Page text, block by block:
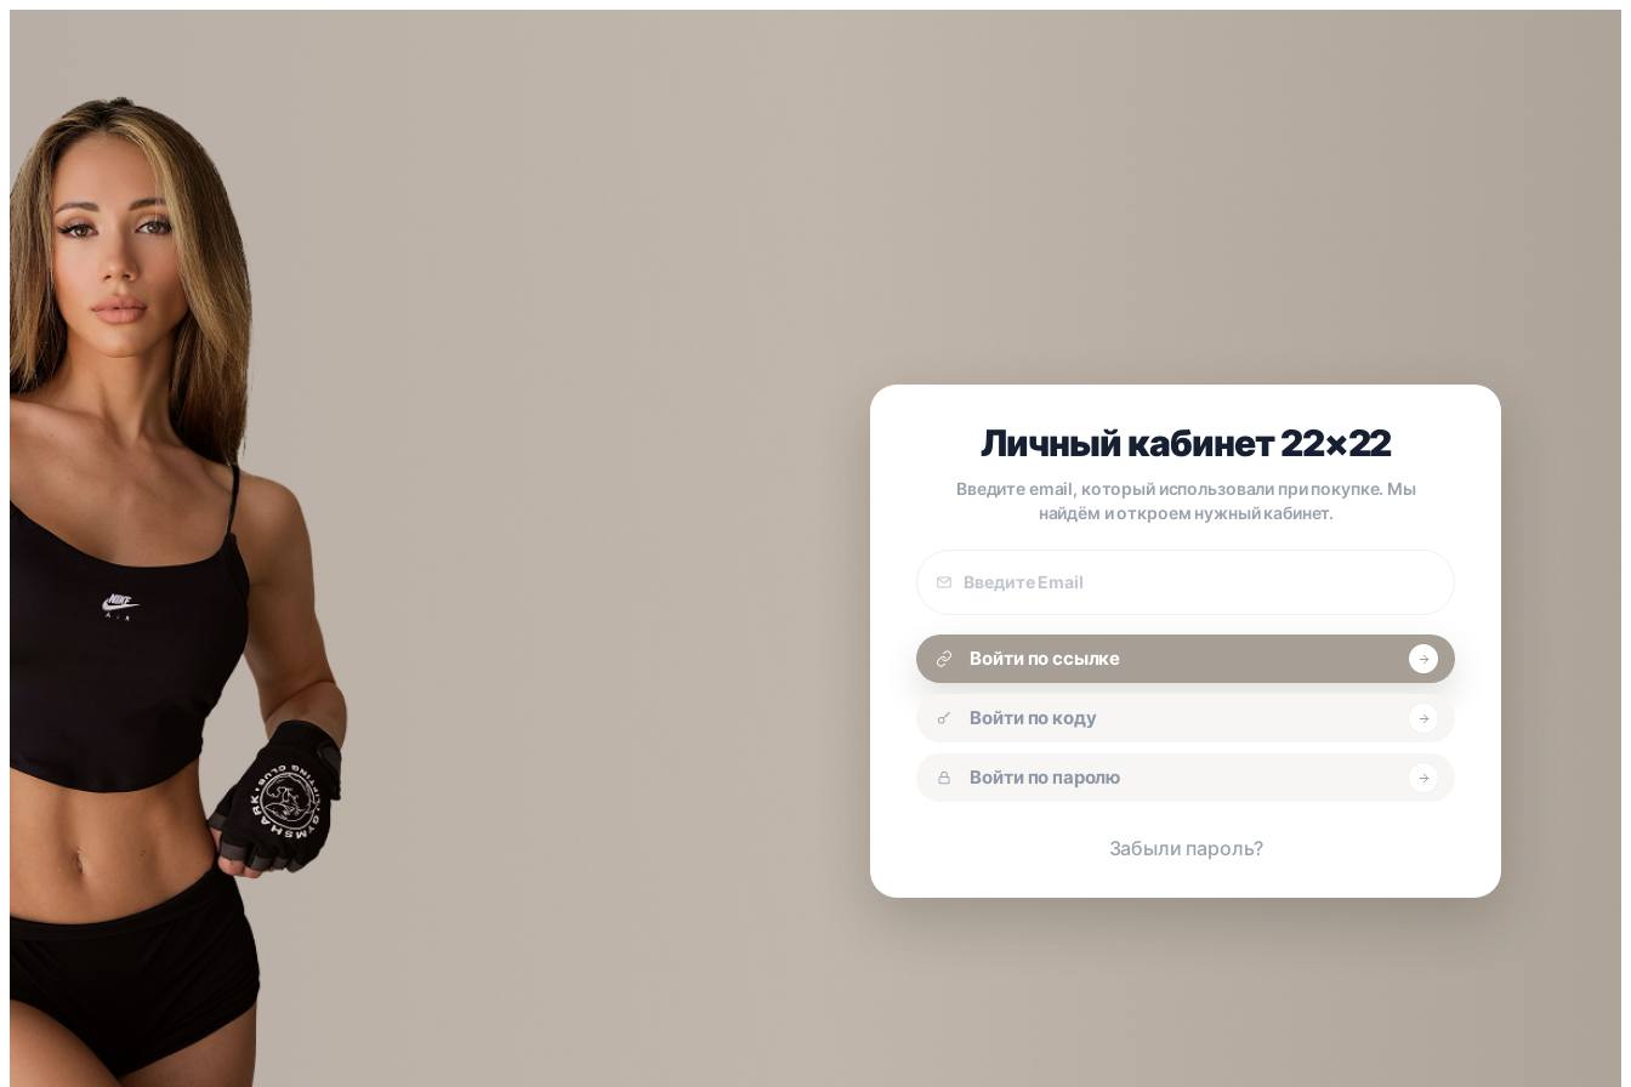
Личный кабинет 22×22
Введите email, который использовали при покупке. Мы
найдём и откроем нужный кабинет.
покупки
Войти по ссылке
Войти по коду
Войти по паролю
Забыли пароль?